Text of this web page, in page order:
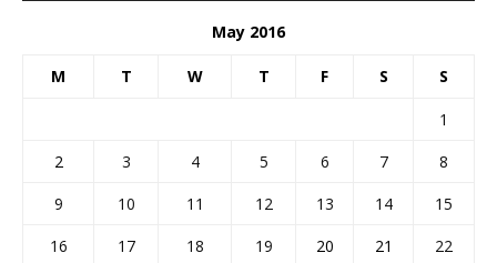
May 2016
M T W T F S S
1
2
3 4 5 6 7
8
9
10 11 12 13 14
15
16
17 18 19 20 21
22